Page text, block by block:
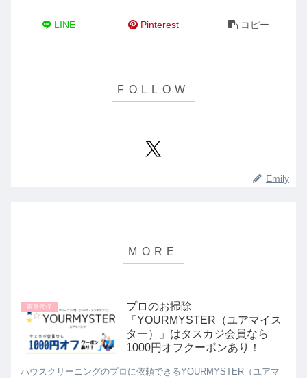
LINE Pinterest コピー
Emily
家事代行
プロのお掃除
「YOURMYSTER（ユアマイス
ター）」はタスカジ会員なら
1000円オフクーポンあり！
ハウスクリーニングのプロに依頼できるYOURMYSTER（ユアマ